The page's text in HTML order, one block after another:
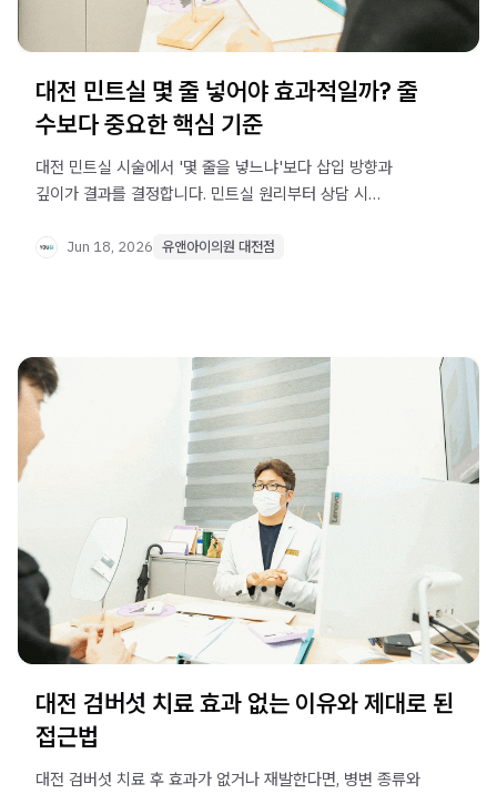
대전 민트실 몇 줄 넣어야 효과적일까? 줄
수보다 중요한 핵심 기준
대전 민트실 시술에서 '몇 줄을 넣느냐'보다 삽입 방향과
깊이가 결과를 결정합니다. 민트실 원리부터 상담 시
Jun 18, 2026 유앤아이의원 대전점
대전 검버섯 치료 효과 없는 이유와 제대로 된
접근법
대전 검버섯 치료 후 효과가 없거나 재발한다면, 병변 종류와